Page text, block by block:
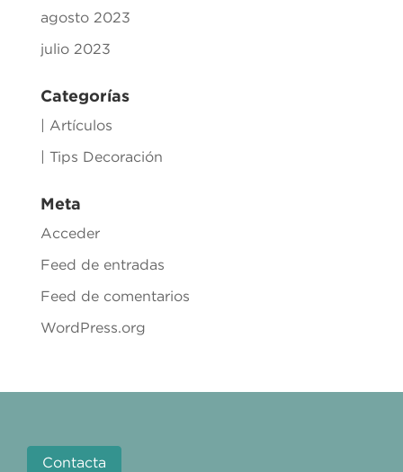
agosto 2023
julio 2023
Categorías
| Artículos
| Tips Decoración
Meta
Acceder
Feed de entradas
Feed de comentarios
WordPress.org
Contacta